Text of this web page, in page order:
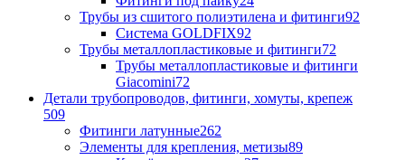
Трубы из сшитого полиэтилена и фитинги92
Система GOLDFIX92
Трубы металлопластиковые и фитинги72
Трубы металлопластиковые и фитинги
Giacomini72
Детали трубопроводов, фитинги, хомуты, крепеж
509
Фитинги латунные262
Элементы для крепления, метизы89